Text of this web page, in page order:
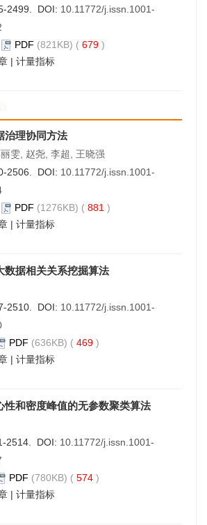
2499. DOI: 10.11772/j.issn.1001-
PDF (821KB) ( 679 )
| 计量指标
治理协同方法
雯, 赵尧, 李超, 王晓强
2506. DOI: 10.11772/j.issn.1001-
PDF (1276KB) ( 881 )
| 计量指标
数据相关关系挖掘算法
2510. DOI: 10.11772/j.issn.1001-
PDF (636KB) ( 469 )
| 计量指标
性和密度峰值的无参数聚类算法
2514. DOI: 10.11772/j.issn.1001-
PDF (780KB) ( 574 )
| 计量指标